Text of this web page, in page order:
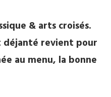
& arts croisés.
déjanté revient pour
au menu, la bonne